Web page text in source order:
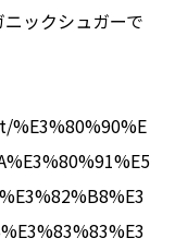
ックシュガーで